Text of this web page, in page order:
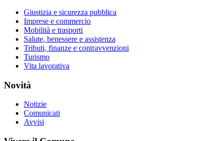
Giustizia e sicurezza pubblica
Imprese e commercio
Mobilità e trasporti
Salute, benessere e assistenza
Tributi, finanze e contravvenzioni
Turismo
Vita lavorativa
Novità
Notizie
Comunicati
Avvisi